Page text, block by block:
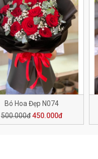
Bó Hoa Đẹp N074
500.000đ 450.000đ